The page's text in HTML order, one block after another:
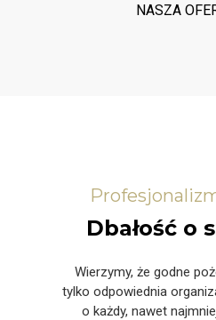
NASZA
Dbałość o
Wierzymy, że godne
tylko odpowiednia
o każdy, nawet